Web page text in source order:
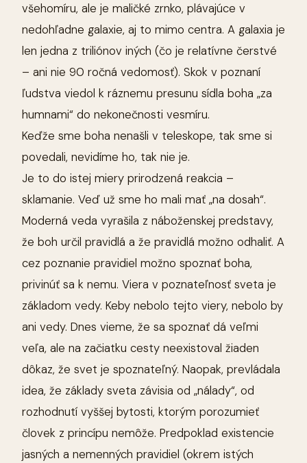
všehomíru, ale je maličké zrnko, plávajúce v
nedohľadne galaxie, aj to mimo centra. A galaxia je
len jedna z triliónov iných (čo je relatívne čerstvé
– ani nie 90 ročná vedomosť). Skok v poznaní
ľudstva viedol k ráznemu presunu sídla boha „za
humnami“ do nekonečnosti vesmíru.
Keďže sme boha nenašli v teleskope, tak sme si
povedali, nevidíme ho, tak nie je.
Je to do istej miery prirodzená reakcia –
sklamanie. Veď už sme ho mali mať „na dosah“.
Moderná veda vyrašila z náboženskej predstavy,
že boh určil pravidlá a že pravidlá možno odhaliť. A
cez poznanie pravidiel možno spoznať boha,
privinúť sa k nemu. Viera v poznateľnosť sveta je
základom vedy. Keby nebolo tejto viery, nebolo by
ani vedy. Dnes vieme, že sa spoznať dá veľmi
veľa, ale na začiatku cesty neexistoval žiaden
dôkaz, že svet je spoznateľný. Naopak, prevládala
idea, že základy sveta závisia od „nálady“, od
rozhodnutí vyššej bytosti, ktorým porozumieť
človek z princípu nemôže. Predpoklad existencie
jasných a nemenných pravidiel (okrem istých